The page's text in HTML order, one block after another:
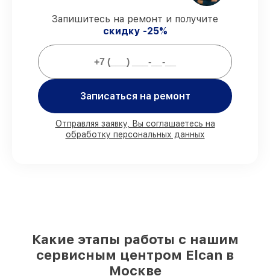
официальной гарантией Elcan.
Мы гарантируем:
80%
возможностью личного присутствия
90%комплектующих Elcan есть в
наличии в мастерской или на складе в
Запишитесь на ремонт и получите
скидку -25%
Записаться на ремонт
Отправляя заявку, Вы соглашаетесь на
обработку персональных данных
Какие этапы работы с нашим
сервисным центром Elcan в
Москве